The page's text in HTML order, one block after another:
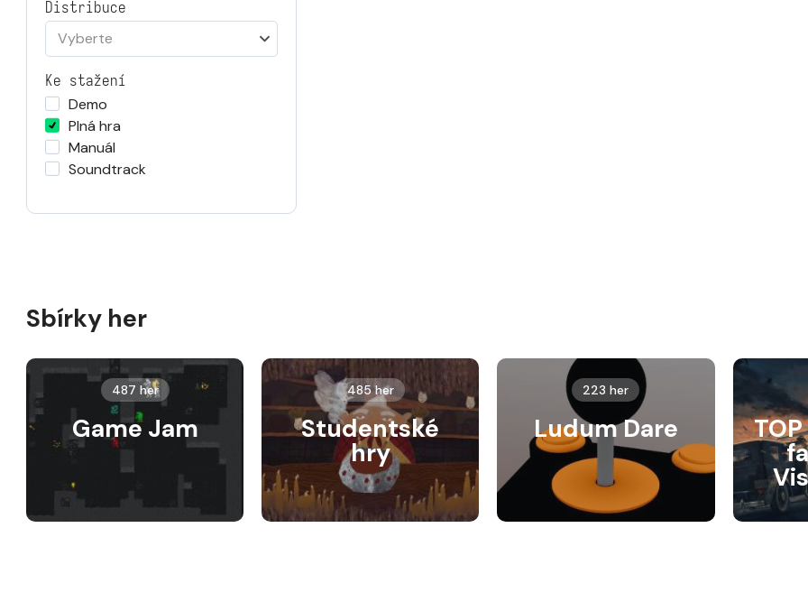
Distribuce
Vyberte
Ke stažení
Demo
Plná hra
Manuál
Soundtrack
Sbírky her
487 her
Game Jam
485 her
Studentské
hry
223 her
Ludum Dare